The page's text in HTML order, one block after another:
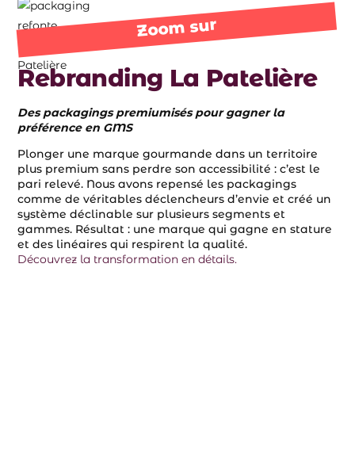
Zoom sur
Rebranding La Patelière
Des packagings premiumisés pour gagner la
préférence en GMS
Plonger une marque gourmande dans un territoire
plus premium sans perdre son accessibilité : c’est le
pari relevé. Nous avons repensé les packagings
comme de véritables déclencheurs d’envie et créé un
système déclinable sur plusieurs segments et
gammes. Résultat : une marque qui gagne en stature
et des linéaires qui respirent la qualité.
Découvrez la transformation en détails.